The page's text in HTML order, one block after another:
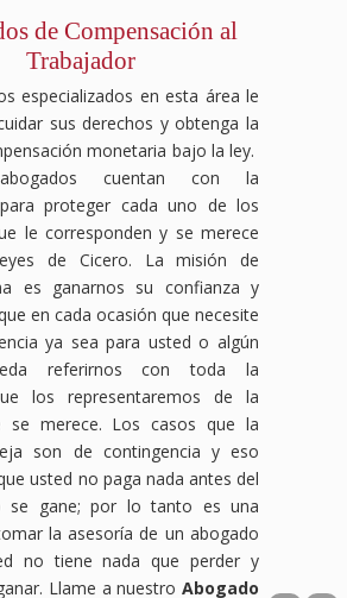
de Compensación al
Trabajador
especializados en esta área le
sus derechos y obtenga la
monetaria bajo la ley.
cuentan con la
proteger cada uno de los
le corresponden y se merece
de Cicero. La misión de
es ganarnos su confianza y
en cada ocasión que necesite
ya sea para usted o algún
referirnos con toda la
los representaremos de la
se merece. Los casos que la
son de contingencia y eso
usted no paga nada antes del
se gane; por lo tanto es una
la asesoría de un abogado
no tiene nada que perder y
Llame a nuestro Abogado